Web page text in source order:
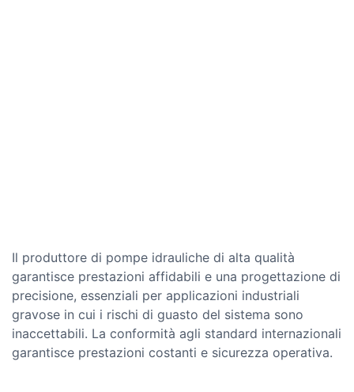
Il produttore di pompe idrauliche di alta qualità
garantisce prestazioni affidabili e una progettazione di
precisione, essenziali per applicazioni industriali
gravose in cui i rischi di guasto del sistema sono
inaccettabili. La conformità agli standard internazionali
garantisce prestazioni costanti e sicurezza operativa.